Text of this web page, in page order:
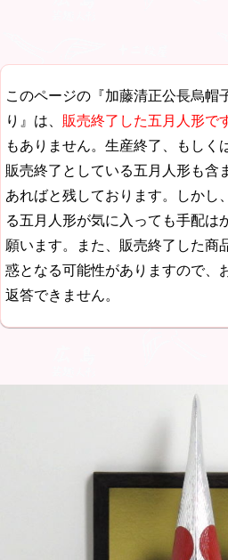
このページの『加藤清正公長烏帽
り』は、 販売終了した五月人形で
もありません。生産終了、もしく
販売終了としている五月人形も含
あればと残しております。しかし
る五月人形が気に入っても手配は
願います。また、販売終了した商
惑となる可能性がありますので、
返答できません。